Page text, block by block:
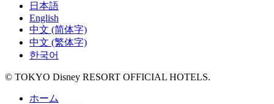
日本語
English
中文 (简体字)
中文 (繁体字)
한국어
© TOKYO Disney RESORT OFFICIAL HOTELS.
ホーム